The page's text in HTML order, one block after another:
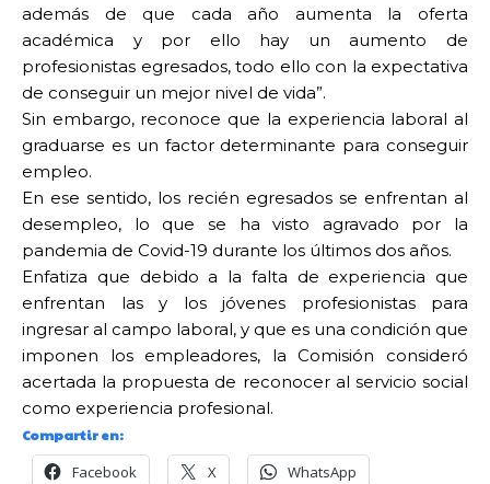
además de que cada año aumenta la oferta
académica y por ello hay un aumento de
profesionistas egresados, todo ello con la expectativa
de conseguir un mejor nivel de vida”.
Sin embargo, reconoce que la experiencia laboral al
graduarse es un factor determinante para conseguir
empleo.
En ese sentido, los recién egresados se enfrentan al
desempleo, lo que se ha visto agravado por la
pandemia de Covid-19 durante los últimos dos años.
Enfatiza que debido a la falta de experiencia que
enfrentan las y los jóvenes profesionistas para
ingresar al campo laboral, y que es una condición que
imponen los empleadores, la Comisión consideró
acertada la propuesta de reconocer al servicio social
como experiencia profesional.
Compartir en:
Facebook X WhatsApp